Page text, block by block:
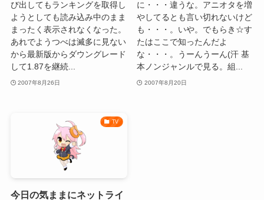
び出してもランキングを取得し
ようとしても読み込み中のまま
まったく表示されなくなった。
あれでようつべは滅多に見ない
から最新版からダウングレード
して1.87を継続...
2007年8月26日
に・・・違うな。アニオタを増
やしてるとも言い切れないけど
も・・・。いや。でもらき☆す
たはここで知ったんだよ
な・・・。うーんうーん(汗 基
本ノンジャンルで見る。組...
2007年8月20日
TV
今日の気ままにネットライ